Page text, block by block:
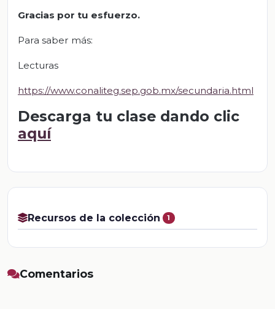
Gracias por tu esfuerzo.
Para saber más:
Lecturas
https://www.conaliteg.sep.gob.mx/secundaria.html
Descarga tu clase dando clic
aquí
Recursos de la colección 1
Comentarios